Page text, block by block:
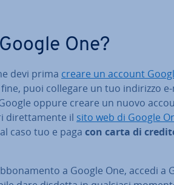
One?
devi prima creare un account
puoi collegare un tuo indirizzo
oppure creare un nuovo
di­ret­ta­men­te il sito web di Google
caso tuo e paga con carta di
a Google One, accedi a